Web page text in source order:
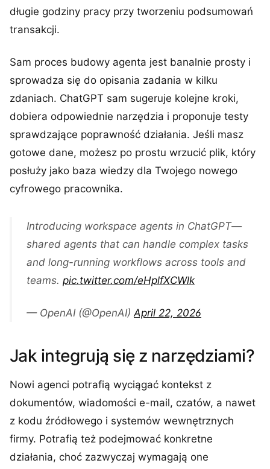
długie godziny pracy przy tworzeniu podsumowań
transakcji.
Sam proces budowy agenta jest banalnie prosty i
sprowadza się do opisania zadania w kilku
zdaniach. ChatGPT sam sugeruje kolejne kroki,
dobiera odpowiednie narzędzia i proponuje testy
sprawdzające poprawność działania. Jeśli masz
gotowe dane, możesz po prostu wrzucić plik, który
posłuży jako baza wiedzy dla Twojego nowego
cyfrowego pracownika.
Introducing workspace agents in ChatGPT—
shared agents that can handle complex tasks
and long-running workflows across tools and
teams. pic.twitter.com/eHplfXCWlk
— OpenAI (@OpenAI)April 22, 2026
Jak integrują się z narzędziami?
Nowi agenci potrafią wyciągać kontekst z
dokumentów, wiadomości e-mail, czatów, a nawet
z kodu źródłowego i systemów wewnętrznych
firmy. Potrafią też podejmować konkretne
działania, choć zazwyczaj wymagają one